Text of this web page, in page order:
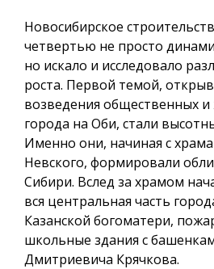
Новосибирское
четвертью не просто
но искало и исследовало
роста. Первой темой,
возведения общественных
города на Оби, стали
Именно они, начиная с
Невского, формировали
Сибири. Вслед за храмом
вся центральная часть
Казанской богоматери,
школьные здания с
Дмитриевича Крячкова.